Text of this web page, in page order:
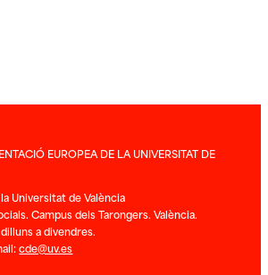
EUROPEA DE LA UNIVERSITAT DE
Universitat de València
Campus dels Tarongers. València.
a divendres.
cde@uv.es